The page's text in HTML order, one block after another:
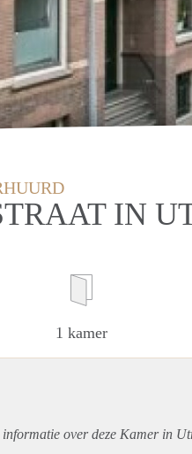
IN
1 kamer
over deze Kamer in